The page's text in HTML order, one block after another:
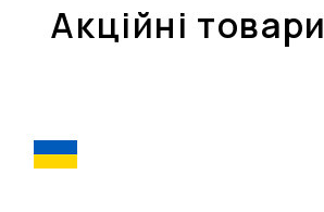
Акційні товари